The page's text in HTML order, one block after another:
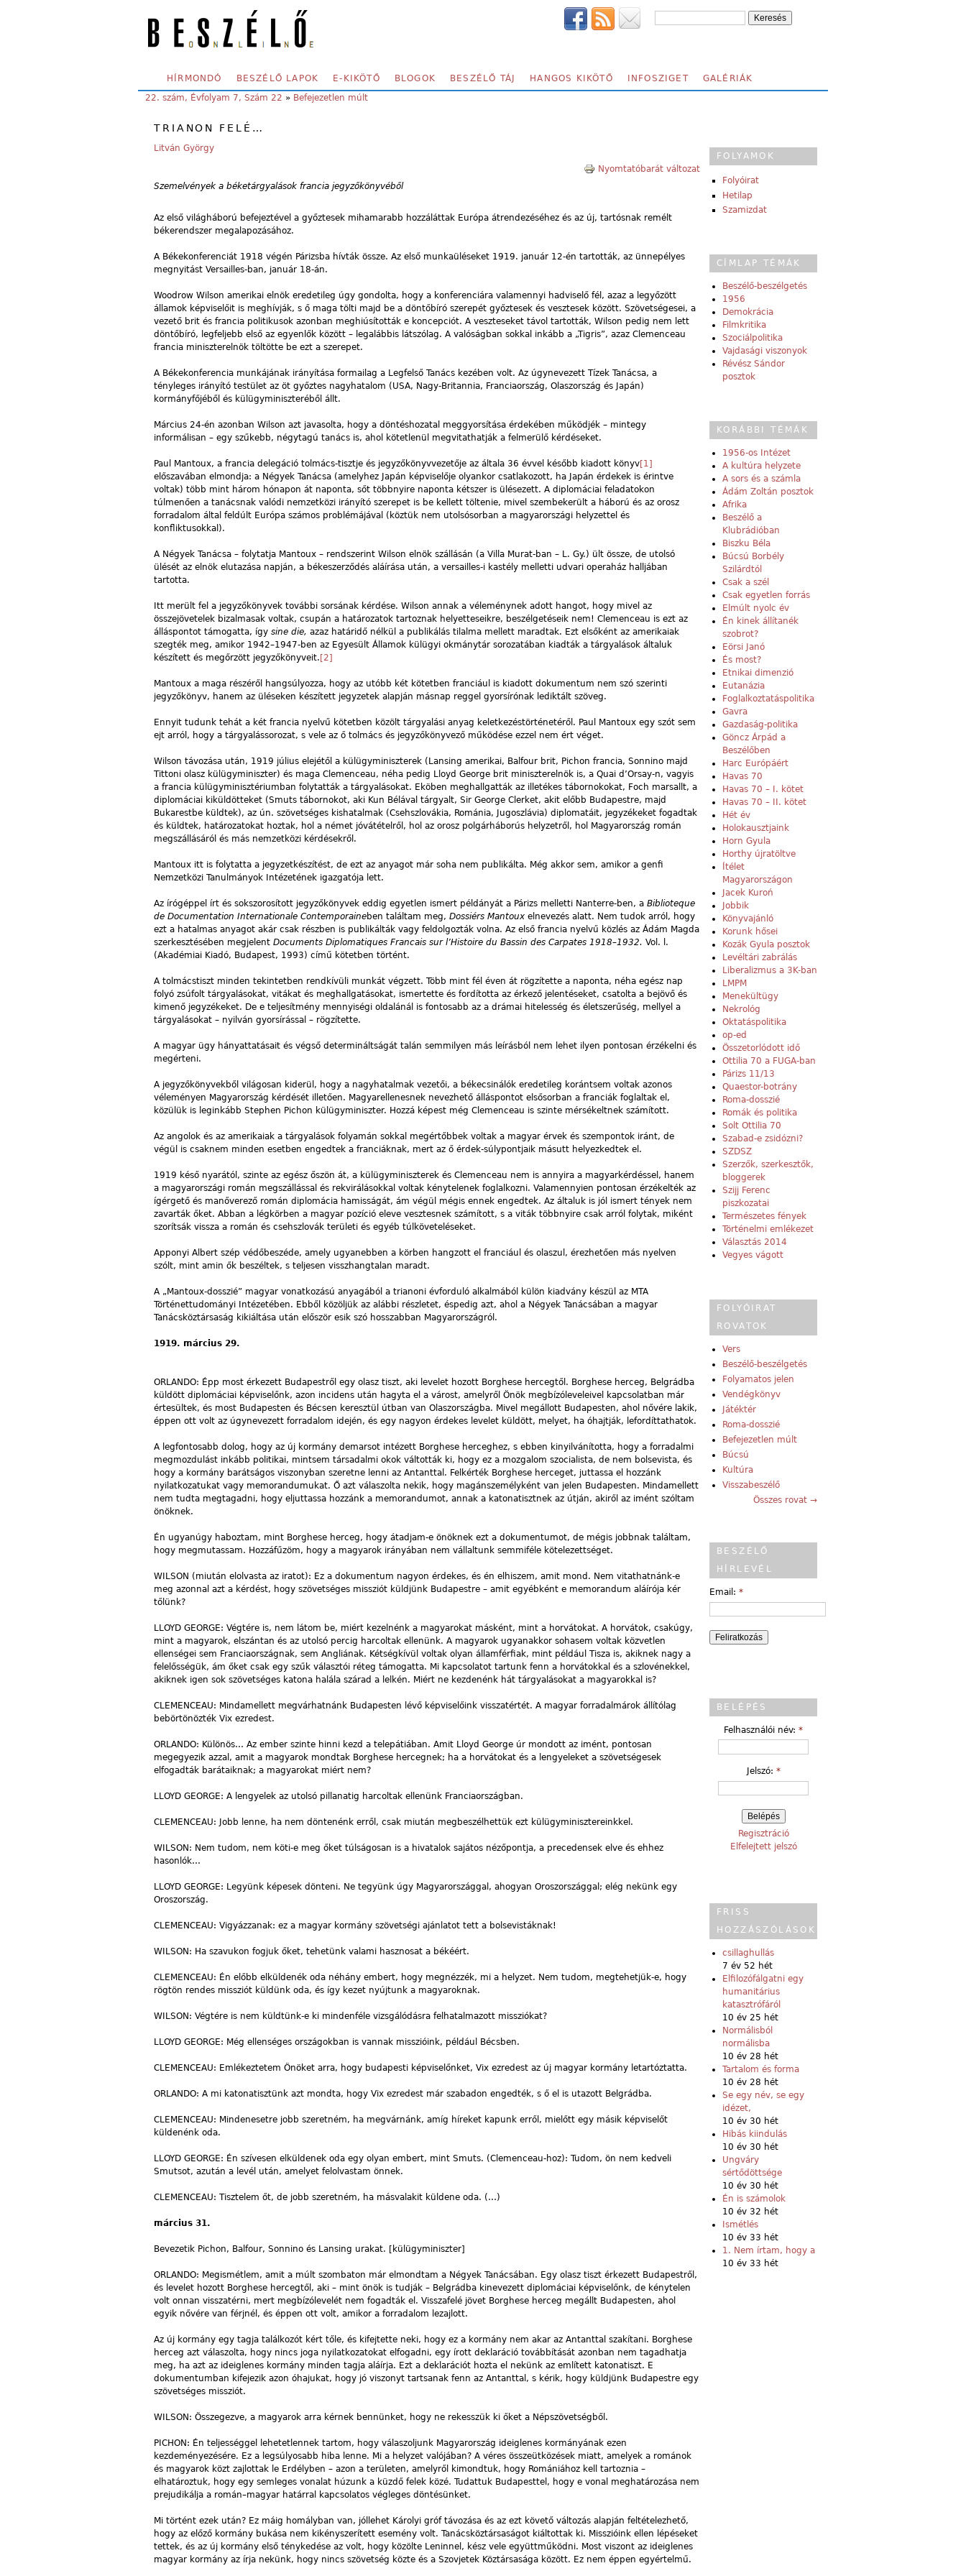
SECONDARY MENU
HÍRMONDÓ BESZÉLŐ LAPOK E-KIKÖTŐ BLOGOK BESZÉLŐ TÁJ HANGOS KIKÖTŐ INFOSZIGET GALÉRIÁK
YOU ARE HERE:
22. szám, Évfolyam 7, Szám 22 » Befejezetlen múlt
TRIANON FELÉ…
Litván György
Nyomtatóbarát változat
Szemelvények a béketárgyalások francia jegyzőkönyvéből
Az első világháború befejeztével a győztesek mihamarabb hozzáláttak Európa átrendezéséhez és az új, tartósnak remélt
békerendszer megalapozásához.
A Békekonferenciát 1918 végén Párizsba hívták össze. Az első munkaüléseket 1919. január 12-én tartották, az ünnepélyes
megnyitást Versailles-ban, január 18-án.
Woodrow Wilson amerikai elnök eredetileg úgy gondolta, hogy a konferenciára valamennyi hadviselő fél, azaz a legyőzött
államok képviselőit is meghívják, s ő maga tölti majd be a döntőbíró szerepét győztesek és vesztesek között. Szövetségesei, a
vezető brit és francia politikusok azonban meghiúsították e koncepciót. A veszteseket távol tartották, Wilson pedig nem lett
döntőbíró, legfeljebb első az egyenlők között – legalábbis látszólag. A valóságban sokkal inkább a „Tigris”, azaz Clemenceau
francia miniszterelnök töltötte be ezt a szerepet.
A Békekonferencia munkájának irányítása formailag a Legfelső Tanács kezében volt. Az úgynevezett Tízek Tanácsa, a
tényleges irányító testület az öt győztes nagyhatalom (USA, Nagy-Britannia, Franciaország, Olaszország és Japán)
kormányfőjéből és külügyminiszteréből állt.
Március 24-én azonban Wilson azt javasolta, hogy a döntéshozatal meggyorsítása érdekében működjék – mintegy
informálisan – egy szűkebb, négytagú tanács is, ahol kötetlenül megvitathatják a felmerülő kérdéseket.
Paul Mantoux, a francia delegáció tolmács-tisztje és jegyzőkönyvvezetője az általa 36 évvel később kiadott könyv[1]
előszavában elmondja: a Négyek Tanácsa (amelyhez Japán képviselője olyankor csatlakozott, ha Japán érdekek is érintve
voltak) több mint három hónapon át naponta, sőt többnyire naponta kétszer is ülésezett. A diplomáciai feladatokon
túlmenően a tanácsnak valódi nemzetközi irányító szerepet is be kellett töltenie, mivel szembekerült a háború és az orosz
forradalom által feldúlt Európa számos problémájával (köztük nem utolsósorban a magyarországi helyzettel és
konfliktusokkal).
A Négyek Tanácsa – folytatja Mantoux – rendszerint Wilson elnök szállásán (a Villa Murat-ban – L. Gy.) ült össze, de utolsó
ülését az elnök elutazása napján, a békeszerződés aláírása után, a versailles-i kastély melletti udvari operaház halljában
tartotta.
Itt merült fel a jegyzőkönyvek további sorsának kérdése. Wilson annak a véleménynek adott hangot, hogy mivel az
összejövetelek bizalmasak voltak, csupán a határozatok tartoznak helyetteseikre, beszélgetéseik nem! Clemenceau is ezt az
álláspontot támogatta, így sine die, azaz határidő nélkül a publikálás tilalma mellett maradtak. Ezt elsőként az amerikaiak
szegték meg, amikor 1942–1947-ben az Egyesült Államok külügyi okmánytár sorozatában kiadták a tárgyalások általuk
készített és megőrzött jegyzőkönyveit.[2]
Mantoux a maga részéről hangsúlyozza, hogy az utóbb két kötetben franciául is kiadott dokumentum nem szó szerinti
jegyzőkönyv, hanem az üléseken készített jegyzetek alapján másnap reggel gyorsírónak lediktált szöveg.
Ennyit tudunk tehát a két francia nyelvű kötetben közölt tárgyalási anyag keletkezéstörténetéről. Paul Mantoux egy szót sem
ejt arról, hogy a tárgyalássorozat, s vele az ő tolmács és jegyzőkönyvező működése ezzel nem ért véget.
Wilson távozása után, 1919 július elejétől a külügyminiszterek (Lansing amerikai, Balfour brit, Pichon francia, Sonnino majd
Tittoni olasz külügyminiszter) és maga Clemenceau, néha pedig Lloyd George brit miniszterelnök is, a Quai d’Orsay-n, vagyis
a francia külügyminisztériumban folytatták a tárgyalásokat. Eköben meghallgatták az illetékes tábornokokat, Foch marsallt, a
diplomáciai kiküldötteket (Smuts tábornokot, aki Kun Bélával tárgyalt, Sir George Clerket, akit előbb Budapestre, majd
Bukarestbe küldtek), az ún. szövetséges kishatalmak (Csehszlovákia, Románia, Jugoszlávia) diplomatáit, jegyzékeket fogadtak
és küldtek, határozatokat hoztak, hol a német jóvátételről, hol az orosz polgárháborús helyzetről, hol Magyarország román
megszállásáról és más nemzetközi kérdésekről.
Mantoux itt is folytatta a jegyzetkészítést, de ezt az anyagot már soha nem publikálta. Még akkor sem, amikor a genfi
Nemzetközi Tanulmányok Intézetének igazgatója lett.
Az írógéppel írt és sokszorosított jegyzőkönyvek eddig egyetlen ismert példányát a Párizs melletti Nanterre-ben, a Biblioteque
de Documentation Internationale Contemporaineben találtam meg, Dossiérs Mantoux elnevezés alatt. Nem tudok arról, hogy
ezt a hatalmas anyagot akár csak részben is publikálták vagy feldolgozták volna. Az első francia nyelvű közlés az Ádám Magda
szerkesztésében megjelent Documents Diplomatiques Francais sur l’Histoire du Bassin des Carpates 1918–1932. Vol. l.
(Akadémiai Kiadó, Budapest, 1993) című kötetben történt.
A tolmácstiszt minden tekintetben rendkívüli munkát végzett. Több mint fél éven át rögzítette a naponta, néha egész nap
folyó zsúfolt tárgyalásokat, vitákat és meghallgatásokat, ismertette és fordította az érkező jelentéseket, csatolta a bejövő és
kimenő jegyzékeket. De e teljesítmény mennyiségi oldalánál is fontosabb az a drámai hitelesség és életszerűség, mellyel a
tárgyalásokat – nyilván gyorsírással – rögzítette.
A magyar ügy hányattatásait és végső determináltságát talán semmilyen más leírásból nem lehet ilyen pontosan érzékelni és
megérteni.
A jegyzőkönyvekből világosan kiderül, hogy a nagyhatalmak vezetői, a békecsinálók eredetileg korántsem voltak azonos
véleményen Magyarország kérdését illetően. Magyarellenesnek nevezhető álláspontot elsősorban a franciák foglaltak el,
közülük is leginkább Stephen Pichon külügyminiszter. Hozzá képest még Clemenceau is szinte mérsékeltnek számított.
Az angolok és az amerikaiak a tárgyalások folyamán sokkal megértőbbek voltak a magyar érvek és szempontok iránt, de
végül is csaknem minden esetben engedtek a franciáknak, mert az ő érdek-súlypontjaik másutt helyezkedtek el.
1919 késő nyarától, szinte az egész őszön át, a külügyminiszterek és Clemenceau nem is annyira a magyarkérdéssel, hanem
a magyarországi román megszállással és rekvirálásokkal voltak kénytelenek foglalkozni. Valamennyien pontosan érzékelték az
ígérgető és manőverező román diplomácia hamisságát, ám végül mégis ennek engedtek. Az általuk is jól ismert tények nem
zavarták őket. Abban a légkörben a magyar pozíció eleve vesztesnek számított, s a viták többnyire csak arról folytak, miként
szorítsák vissza a román és csehszlovák területi és egyéb túlköveteléseket.
Apponyi Albert szép védőbeszéde, amely ugyanebben a körben hangzott el franciául és olaszul, érezhetően más nyelven
szólt, mint amin ők beszéltek, s teljesen visszhangtalan maradt.
A „Mantoux-dosszié” magyar vonatkozású anyagából a trianoni évforduló alkalmából külön kiadvány készül az MTA
Történettudományi Intézetében. Ebből közöljük az alábbi részletet, éspedig azt, ahol a Négyek Tanácsában a magyar
Tanácsköztársaság kikiáltása után először esik szó hosszabban Magyarországról.
1919. március 29.
ORLANDO: Épp most érkezett Budapestről egy olasz tiszt, aki levelet hozott Borghese hercegtől. Borghese herceg, Belgrádba
küldött diplomáciai képviselőnk, azon incidens után hagyta el a várost, amelyről Önök megbízóleveleivel kapcsolatban már
értesültek, és most Budapesten és Bécsen keresztül útban van Olaszországba. Mivel megállott Budapesten, ahol nővére lakik,
éppen ott volt az úgynevezett forradalom idején, és egy nagyon érdekes levelet küldött, melyet, ha óhajtják, lefordíttathatok.
A legfontosabb dolog, hogy az új kormány demarsot intézett Borghese herceghez, s ebben kinyilvánította, hogy a forradalmi
megmozdulást inkább politikai, mintsem társadalmi okok váltották ki, hogy ez a mozgalom szocialista, de nem bolsevista, és
hogy a kormány barátságos viszonyban szeretne lenni az Antanttal. Felkérték Borghese herceget, juttassa el hozzánk
nyilatkozatukat vagy memorandumukat. Ő azt válaszolta nekik, hogy magánszemélyként van jelen Budapesten. Mindamellett
nem tudta megtagadni, hogy eljuttassa hozzánk a memorandumot, annak a katonatisztnek az útján, akiről az imént szóltam
önöknek.
Én ugyanúgy haboztam, mint Borghese herceg, hogy átadjam-e önöknek ezt a dokumentumot, de mégis jobbnak találtam,
hogy megmutassam. Hozzáfűzöm, hogy a magyarok irányában nem vállaltunk semmiféle kötelezettséget.
WILSON (miután elolvasta az iratot): Ez a dokumentum nagyon érdekes, és én elhiszem, amit mond. Nem vitathatnánk-e
meg azonnal azt a kérdést, hogy szövetséges missziót küldjünk Budapestre – amit egyébként e memorandum aláírója kér
tőlünk?
LLOYD GEORGE: Végtére is, nem látom be, miért kezelnénk a magyarokat másként, mint a horvátokat. A horvátok, csakúgy,
mint a magyarok, elszántan és az utolsó percig harcoltak ellenünk. A magyarok ugyanakkor sohasem voltak közvetlen
ellenségei sem Franciaországnak, sem Angliának. Kétségkívül voltak olyan államférfiak, mint például Tisza is, akiknek nagy a
felelősségük, ám őket csak egy szűk választói réteg támogatta. Mi kapcsolatot tartunk fenn a horvátokkal és a szlovénekkel,
akiknek igen sok szövetséges katona halála szárad a lelkén. Miért ne kezdenénk hát tárgyalásokat a magyarokkal is?
CLEMENCEAU: Mindamellett megvárhatnánk Budapesten lévő képviselőink visszatértét. A magyar forradalmárok állítólag
bebörtönözték Vix ezredest.
ORLANDO: Különös… Az ember szinte hinni kezd a telepátiában. Amit Lloyd George úr mondott az imént, pontosan
megegyezik azzal, amit a magyarok mondtak Borghese hercegnek; ha a horvátokat és a lengyeleket a szövetségesek
elfogadták barátaiknak; a magyarokat miért nem?
LLOYD GEORGE: A lengyelek az utolsó pillanatig harcoltak ellenünk Franciaországban.
CLEMENCEAU: Jobb lenne, ha nem döntenénk erről, csak miután megbeszélhettük ezt külügyminisztereinkkel.
WILSON: Nem tudom, nem köti-e meg őket túlságosan is a hivatalok sajátos nézőpontja, a precedensek elve és ehhez
hasonlók…
LLOYD GEORGE: Legyünk képesek dönteni. Ne tegyünk úgy Magyarországgal, ahogyan Oroszországgal; elég nekünk egy
Oroszország.
CLEMENCEAU: Vigyázzanak: ez a magyar kormány szövetségi ajánlatot tett a bolsevistáknak!
WILSON: Ha szavukon fogjuk őket, tehetünk valami hasznosat a békéért.
CLEMENCEAU: Én előbb elküldenék oda néhány embert, hogy megnézzék, mi a helyzet. Nem tudom, megtehetjük-e, hogy
rögtön rendes missziót küldünk oda, és így kezet nyújtunk a magyaroknak.
WILSON: Végtére is nem küldtünk-e ki mindenféle vizsgálódásra felhatalmazott missziókat?
LLOYD GEORGE: Még ellenséges országokban is vannak misszióink, például Bécsben.
CLEMENCEAU: Emlékeztetem Önöket arra, hogy budapesti képviselőnket, Vix ezredest az új magyar kormány letartóztatta.
ORLANDO: A mi katonatisztünk azt mondta, hogy Vix ezredest már szabadon engedték, s ő el is utazott Belgrádba.
CLEMENCEAU: Mindenesetre jobb szeretném, ha megvárnánk, amíg híreket kapunk erről, mielőtt egy másik képviselőt
küldenénk oda.
LLOYD GEORGE: Én szívesen elküldenek oda egy olyan embert, mint Smuts. (Clemenceau-hoz): Tudom, ön nem kedveli
Smutsot, azután a levél után, amelyet felolvastam önnek.
CLEMENCEAU: Tisztelem őt, de jobb szeretném, ha másvalakit küldene oda. (…)
március 31.
Bevezetik Pichon, Balfour, Sonnino és Lansing urakat. [külügyminiszter]
ORLANDO: Megismétlem, amit a múlt szombaton már elmondtam a Négyek Tanácsában. Egy olasz tiszt érkezett Budapestről,
és levelet hozott Borghese hercegtől, aki – mint önök is tudják – Belgrádba kinevezett diplomáciai képviselőnk, de kénytelen
volt onnan visszatérni, mert megbízólevelét nem fogadták el. Visszafelé jövet Borghese herceg megállt Budapesten, ahol
egyik nővére van férjnél, és éppen ott volt, amikor a forradalom lezajlott.
Az új kormány egy tagja találkozót kért tőle, és kifejtette neki, hogy ez a kormány nem akar az Antanttal szakítani. Borghese
herceg azt válaszolta, hogy nincs joga nyilatkozatokat elfogadni, egy írott deklaráció továbbítását azonban nem tagadhatja
meg, ha azt az ideiglenes kormány minden tagja aláírja. Ezt a deklarációt hozta el nekünk az említett katonatiszt. E
dokumentumban kifejezik azon óhajukat, hogy jó viszonyt tartsanak fenn az Antanttal, s kérik, hogy küldjünk Budapestre egy
szövetséges missziót.
WILSON: Összegezve, a magyarok arra kérnek bennünket, hogy ne rekesszük ki őket a Népszövetségből.
PICHON: Én teljességgel lehetetlennek tartom, hogy válaszoljunk Magyarország ideiglenes kormányának ezen
kezdeményezésére. Ez a legsúlyosabb hiba lenne. Mi a helyzet valójában? A véres összeütközések miatt, amelyek a románok
és magyarok közt zajlottak le Erdélyben – azon a területen, amelyről kimondtuk, hogy Romániához kell tartoznia –
elhatároztuk, hogy egy semleges vonalat húzunk a küzdő felek közé. Tudattuk Budapesttel, hogy e vonal meghatározása nem
prejudikálja a román–magyar határral kapcsolatos végleges döntésünket.
Mi történt ezek után? Ez máig homályban van, jóllehet Károlyi gróf távozása és az ezt követő változás alapján feltételezhető,
hogy az előző kormány bukása nem kikényszerített esemény volt. Tanácsköztársaságot kiáltottak ki. Misszióink ellen lépéseket
tettek, és az új kormány első ténykedése az volt, hogy közölte Leninnel, kész vele együttműködni. Most viszont az ideiglenes
magyar kormány az írja nekünk, hogy nincs szövetség közte és a Szovjetek Köztársasága között. Ez nem éppen egyértelmű.
FOLYAMOK
Folyóirat
Hetilap
Szamizdat
CÍMLAP TÉMÁK
Beszélő-beszélgetés
1956
Demokrácia
Filmkritika
Szociálpolitika
Vajdasági viszonyok
Révész Sándor
posztok
KORÁBBI TÉMÁK
1956-os Intézet
A kultúra helyzete
A sors és a számla
Ádám Zoltán posztok
Afrika
Beszélő a
Klubrádióban
Biszku Béla
Búcsú Borbély
Szilárdtól
Csak a szél
Csak egyetlen forrás
Elmúlt nyolc év
Én kinek állítanék
szobrot?
Eörsi Janó
És most?
Etnikai dimenzió
Eutanázia
Foglalkoztatáspolitika
Gavra
Gazdaság-politika
Göncz Árpád a
Beszélőben
Harc Európáért
Havas 70
Havas 70 – I. kötet
Havas 70 – II. kötet
Hét év
Holokausztjaink
Horn Gyula
Horthy újratöltve
Ítélet
Magyarországon
Jacek Kuroń
Jobbik
Könyvajánló
Korunk hősei
Kozák Gyula posztok
Levéltári zabrálás
Liberalizmus a 3K-ban
LMPM
Menekültügy
Nekrológ
Oktatáspolitika
op-ed
Összetorlódott idő
Ottilia 70 a FUGA-ban
Párizs 11/13
Quaestor-botrány
Roma-dosszié
Romák és politika
Solt Ottilia 70
Szabad-e zsidózni?
SZDSZ
Szerzők, szerkesztők,
bloggerek
Szijj Ferenc
piszkozatai
Természetes fények
Történelmi emlékezet
Választás 2014
Vegyes vágott
FOLYÓIRAT
ROVATOK
Vers
Beszélő-beszélgetés
Folyamatos jelen
Vendégkönyv
Játéktér
Roma-dosszié
Befejezetlen múlt
Búcsú
Kultúra
Visszabeszélő
Összes rovat →
BESZÉLŐ
HÍRLEVÉL
Email: *
BELÉPÉS
Felhasználói név: *
Jelszó: *
Regisztráció
Elfelejtett jelszó
FRISS
HOZZÁSZÓLÁSOK
csillaghullás
7 év 52 hét
Elfilozófálgatni egy
humanitárius
katasztrófáról
10 év 25 hét
Normálisból
normálisba
10 év 28 hét
Tartalom és forma
10 év 28 hét
Se egy név, se egy
idézet,
10 év 30 hét
Hibás kiindulás
10 év 30 hét
Ungváry
sértődöttsége
10 év 30 hét
Én is számolok
10 év 32 hét
Ismétlés
10 év 33 hét
1. Nem írtam, hogy a
10 év 33 hét